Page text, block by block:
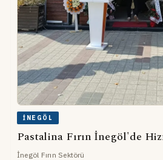
İNEGÖL
Pastalina Fırın İnegöl'de
İnegöl Fırın Sektörü